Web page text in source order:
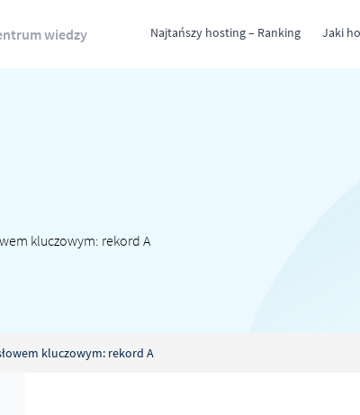
wiedzy Najtańszy hosting – Ranking Jaki
kluczowym: rekord A
kluczowym: rekord A